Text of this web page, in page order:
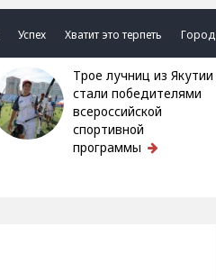
Успех Хватит это терпеть Город
Трое лучниц из Якутии
стали победителями
всероссийской
спортивной
программы